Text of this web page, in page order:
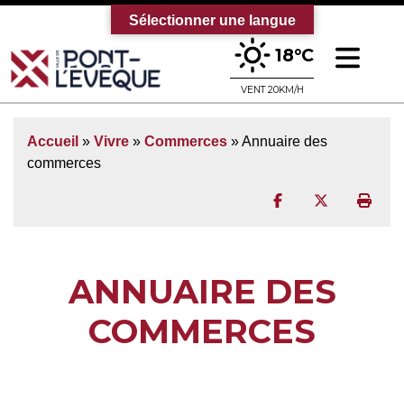
Bienvenue sur le site officiel de la
18°C
VENT 20KM/H
Accueil » Vivre » Commerces »Annuaire des
commerces
Partager surPartager
ANNUAIRE DES
COMMERCES
Sélectionner une langue